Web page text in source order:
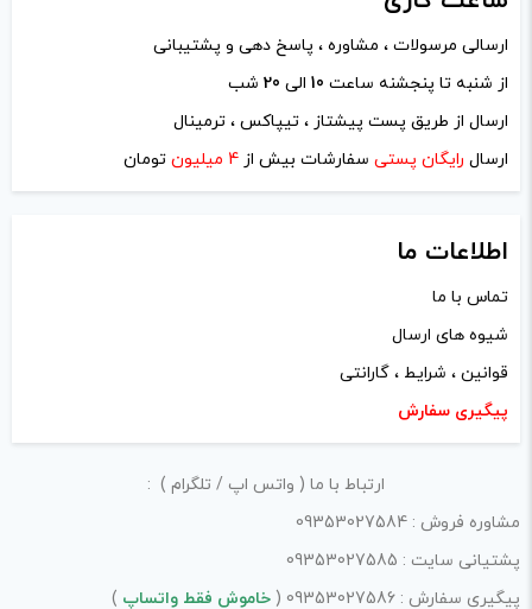
نام *
ایمیل*
ارسالی مرسولات ، مشاوره ، پاسخ دهی و پشتیبانی
از شنبه تا پنجشنه ساعت 10 الی 20 شب
ارسال از طریق پست پیشتاز ، تیپاکس ، ترمینال
ارسال رایگان پستی سفارشات بیش از 4 میلیون تومان
اطلاعات ما
تماس با ما
شیوه های ارسال
قوانین ، شرایط ، گارانتی
پیگیری سفارش
ارتباط با ما ( واتس اپ / تلگرام ) :
مشاوره فروش : 09353027584
پشتیانی سایت : 09353027585
پیگیری سفارش : 09353027586 (
خاموش فقط واتساپ )